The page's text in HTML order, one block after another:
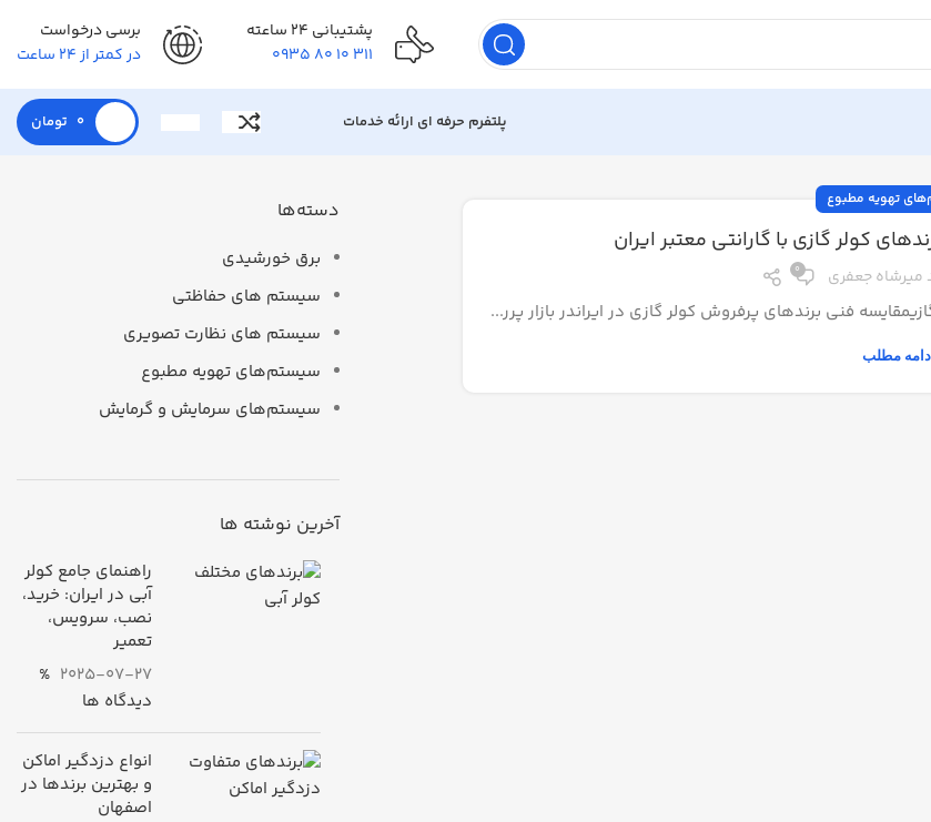
پشتیبانی 24 ساعته
311 10 80 0935
برسی درخواست
در کمتر از 24 ساعت
پلتفرم حرفه ای ارائه خدمات 0 تومان
تهویه مطبوع
کولر گازی با گارانتی معتبر ایران
میرشاه جعفری 0
فنی برندهای پرفروش کولر گازی در ایراندر بازار پرر...
ادامه مطلب
دسته‌ها
برق خورشیدی
سیستم های حفاظتی
سیستم های نظارت تصویری
سیستم‌های تهویه مطبوع
سیستم‌های سرمایش و گرمایش
آخرین نوشته ها
راهنمای جامع کولر
آبی در ایران: خرید،
نصب، سرویس،
تعمیر
2025-07-27
%
دیدگاه ها
انواع دزدگیر اماکن
و بهترین برندها در
اصفهان